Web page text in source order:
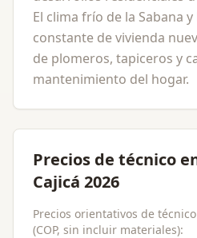
El clima frío de la Sabana
constante de vivienda
de plomeros, tapiceros y
mantenimiento del hogar.
Precios de técnico
Cajicá 2026
Precios orientativos de
(COP, sin incluir materiales):